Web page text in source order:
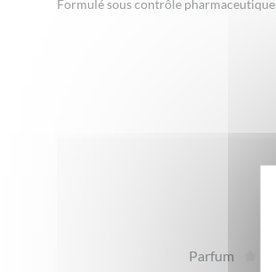
Formulé sous contrôle pharmaceutique
Parfum